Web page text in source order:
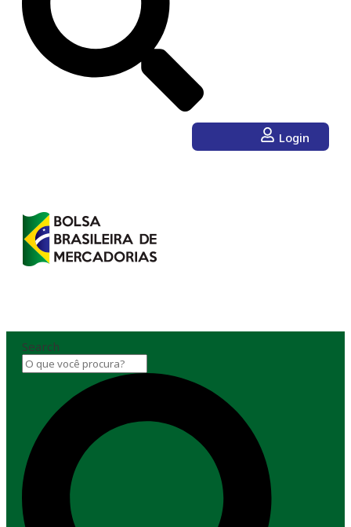
Login
Search